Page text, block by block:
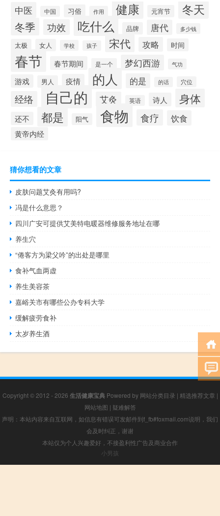
中医 中国 习俗 作用 健康 元宵节 冬天
冬季 功效 吃什么 品牌 唐代 多少钱
太极 女人 学校 孩子 宋代 攻略 时间
春节 春节期间 是一个 梦幻西游 气功
游戏 男人 疫情 的人 的是 的话 穴位
经络 自己的 艾灸 英语 诗人 身体
还不 都是 阳气 食物 食疗 饮食
黄帝内经
猜你想看的文章
皮肤问题艾灸有用吗?
冯是什么意思？
四川广安可提供艾美特电暖器维修服务地址在哪
养生穴
“倦客方为梁父吟”的出处是哪里
食补气血两虚
养生美容茶
嘉峪关市有哪些公办专科大学
缓解疲劳食补
太岁养生酒
Copyright © 2012 - 2026 生活健康宝典Powered by 网站分类目录 | 精选推荐文章 |
网站地图 | 疑难解答
声明：本站内容来自互联网，如信息有错误可发邮件到f_fb#foxmail.com说明，我们
会及时纠正，谢谢
本站仅为个人兴趣爱好，不接盈利性广告及商业合作
小男孩